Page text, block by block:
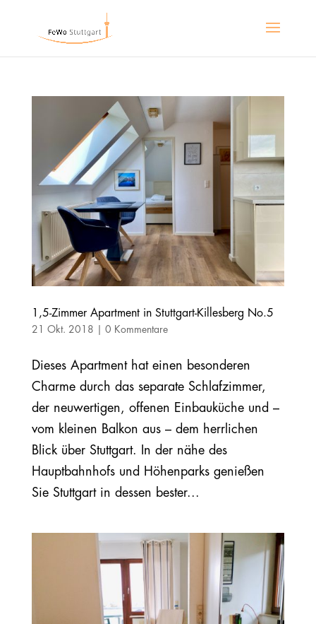
1,5-Zimmer Apartment in Stuttgart-Killesberg No.5
21 Okt. 2018 0 Kommentare
Dieses Apartment hat einen besonderen
Charme durch das separate Schlafzimmer,
der neuwertigen, offenen Einbauküche und –
vom kleinen Balkon aus – dem herrlichen
Blick über Stuttgart. In der nähe des
Hauptbahnhofs und Höhenparks genießen
Sie Stuttgart in dessen bester...